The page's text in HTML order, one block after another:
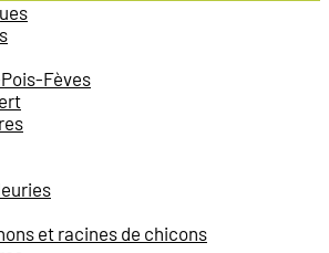
Fèves
et racines de chicons